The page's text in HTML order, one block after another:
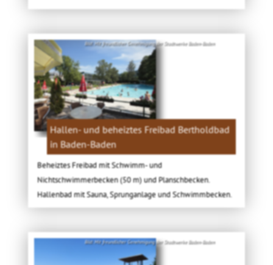
Bild: Mit freundlicher Genehmigung der Stadtwerke Baden-Baden
Hallen- und beheiztes Freibad Bertholdbad
in Baden-Baden
Beheiztes Freibad mit Schwimm- und
Nichtschwimmerbecken (50 m) und Planschbecken.
Hallenbad mit Sauna, Sprunganlage und Schwimmbecken.
Bild: Mit freundlicher Genehmigung der Stadtwerke Baden-Baden